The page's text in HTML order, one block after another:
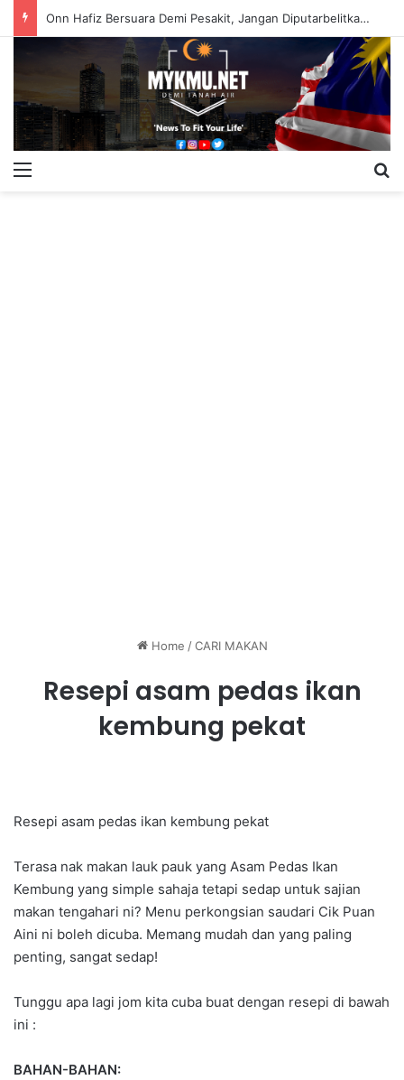
Onn Hafiz Bersuara Demi Pesakit, Jangan Diputarbelitkan – Hasrunizah
Home / CARI MAKAN
Resepi asam pedas ikan
kembung pekat
Resepi asam pedas ikan kembung pekat
Terasa nak makan lauk pauk yang Asam Pedas Ikan
Kembung yang simple sahaja tetapi sedap untuk sajian
makan tengahari ni? Menu perkongsian saudari Cik Puan
Aini ni boleh dicuba. Memang mudah dan yang paling
penting, sangat sedap!
Tunggu apa lagi jom kita cuba buat dengan resepi di bawah
ini :
BAHAN-BAHAN: